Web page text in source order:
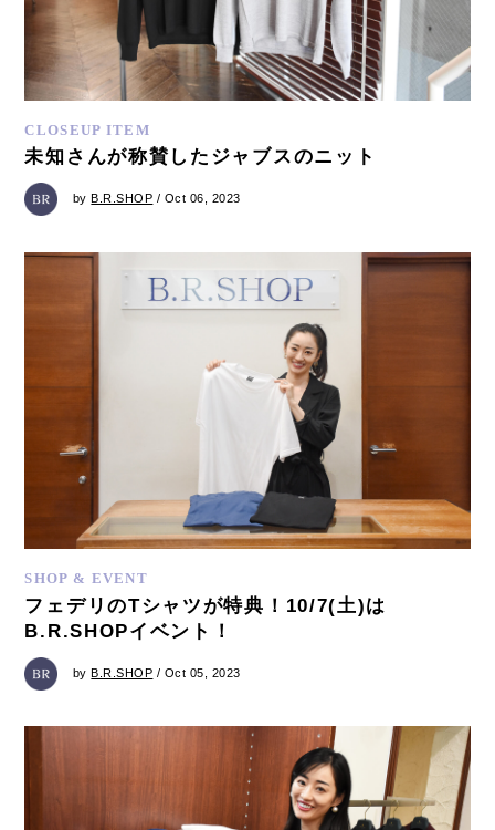
CLOSEUP ITEM
未知さんが称賛したジャブスのニット
byB.R.SHOP / Oct 06, 2023
SHOP & EVENT
フェデリのTシャツが特典！10/7(土)は
B.R.SHOPイベント！
byB.R.SHOP / Oct 05, 2023